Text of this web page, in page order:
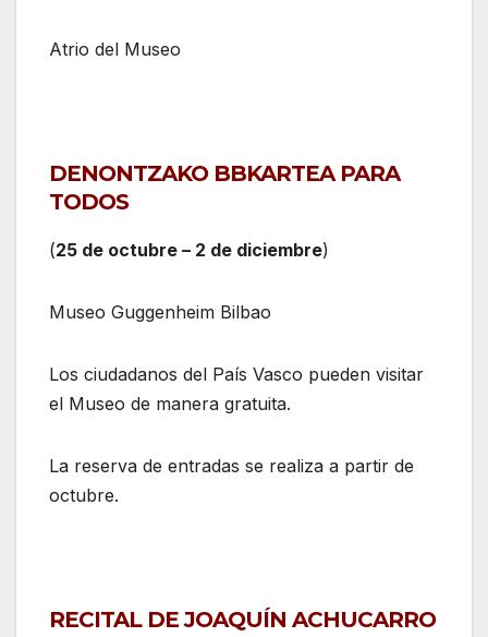
Atrio del Museo
DENONTZAKO BBKARTEA PARA
TODOS
(25 de octubre – 2 de diciembre)
Museo Guggenheim Bilbao
Los ciudadanos del País Vasco pueden visitar
el Museo de manera gratuita.
La reserva de entradas se realiza a partir de
octubre.
RECITAL DE JOAQUÍN ACHUCARRO